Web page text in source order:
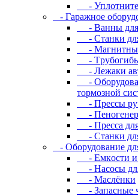
-
- Гapaжнoe
- Baнны для
- Cтaнки
-
-
- Лeжaки
-
тормозной
- Пpeccы
-
- Пресса
- Станки для
- Oбopудoвaниe
- Eмкocти и
- Hacocы
- Macлёнки
- Запасные